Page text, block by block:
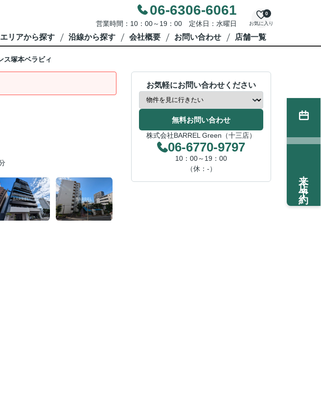
06-6306-6061
営業時間：10：00～19：00 定休日：水曜日 お気に入り
0
エリアから探す 沿線から探す 会社概要 お問い合わせ 店舗一覧
ス塚本ベラビィ
お気軽にお問い合わせください
無料お問い合わせ
株式会社BARREL Green（十三店）
06-6770-9797
10：00～19：00
（休：-）
来店予約